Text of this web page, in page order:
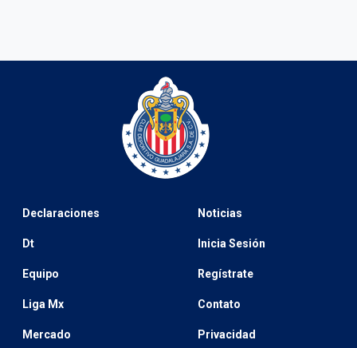
Declaraciones
Dt
Equipo
Liga Mx
Mercado
Noticias
Inicia Sesión
Regístrate
Contato
Privacidad